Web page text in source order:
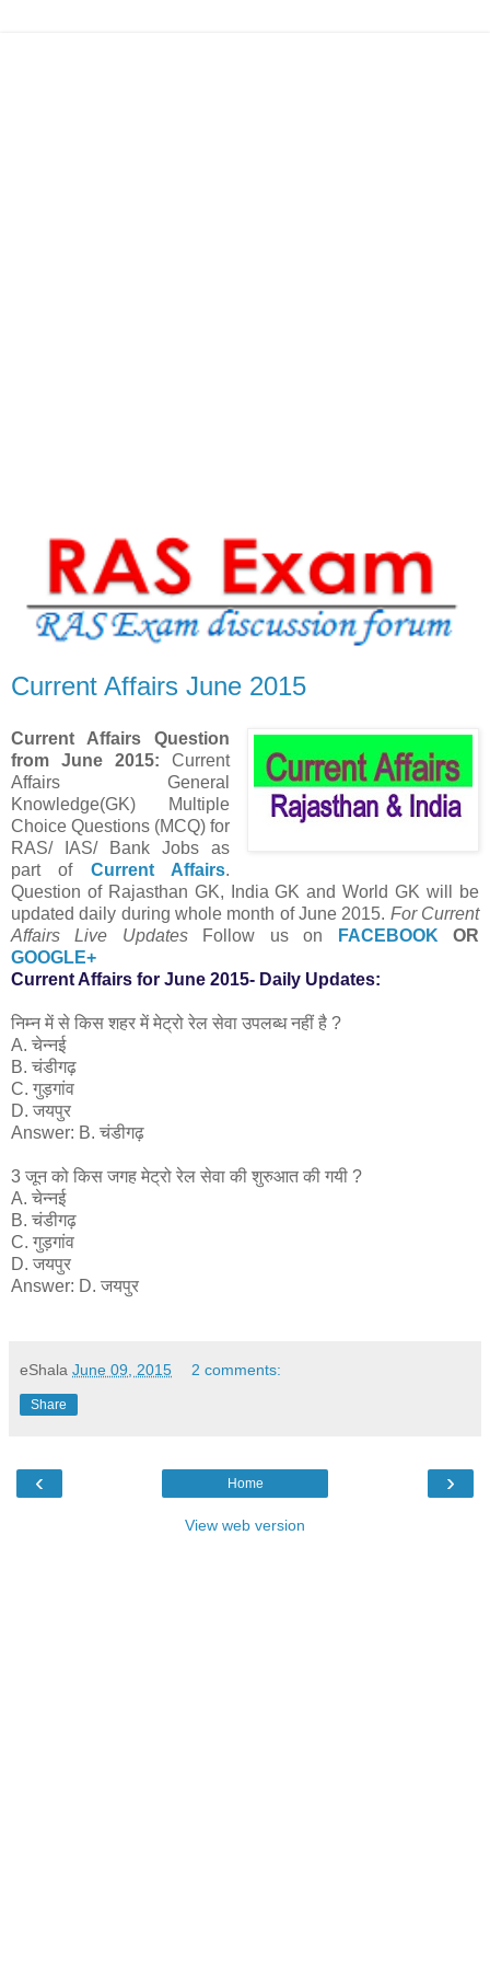
Current Affairs June 2015
Current Affairs Question
from June 2015:Current
Affairs General
Knowledge(GK) Multiple
Choice Questions (MCQ) for
RAS/ IAS/ Bank Jobs as
part of Current Affairs.
Question of Rajasthan GK, India GK and World GK will be
updated daily during whole month of June 2015. For Current
Affairs Live UpdatesFollow us on FACEBOOK OR
GOOGLE+
Current Affairs for June 2015- Daily Updates:
निम्न में से किस शहर में मेट्रो रेल सेवा उपलब्ध नहीं है ?
A. चेन्नई
B. चंडीगढ़
C. गुड़गांव
D. जयपुर
Answer: B. चंडीगढ़
3 जून को किस जगह मेट्रो रेल सेवा की शुरुआत की गयी ?
A. चेन्नई
B. चंडीगढ़
C. गुड़गांव
D. जयपुर
Answer: D. जयपुर
eShala June 09, 2015 2 comments:
Share
‹ ›
Home
View web version